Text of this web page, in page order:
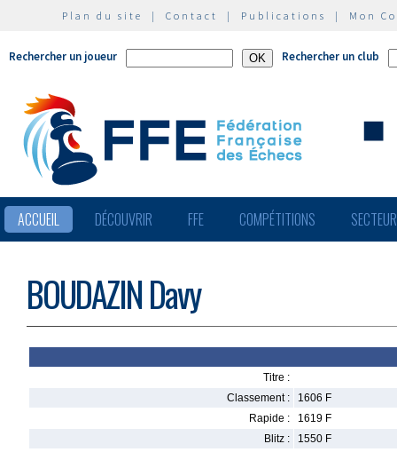
Plan du site | Contact | Publications | Mon
Rechercher un joueur Rechercher un club
ACCUEIL DÉCOUVRIR FFE COMPÉTITIONS
BOUDAZIN Davy
Titre :
Classement :
1606 F
Rapide :
1619 F
Blitz :
1550 F